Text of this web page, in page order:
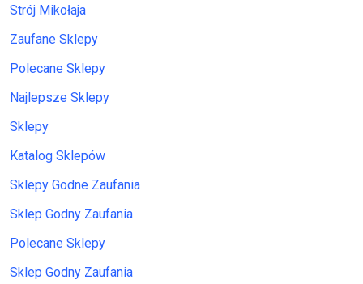
Strój Mikołaja
Zaufane Sklepy
Polecane Sklepy
Najlepsze Sklepy
Sklepy
Katalog Sklepów
Sklepy Godne Zaufania
Sklep Godny Zaufania
Polecane Sklepy
Sklep Godny Zaufania